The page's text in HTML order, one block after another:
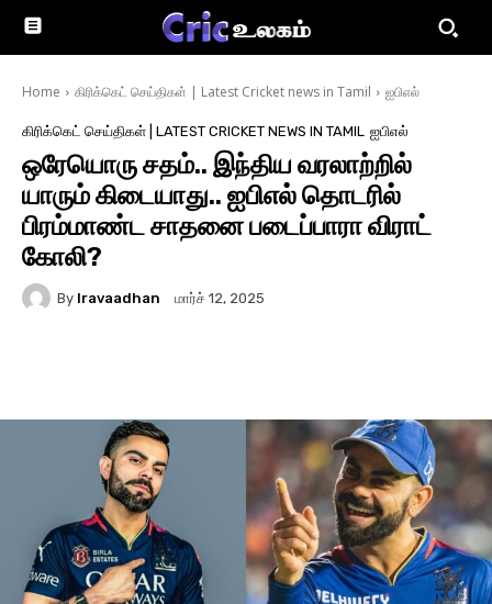
Home கிரிக்கெட் செய்திகள் | Latest Cricket news in Tamil ஐபிஎல்
கிரிக்கெட் செய்திகள் | LATEST CRICKET NEWS IN TAMIL ஐபிஎல்
ஒரேயொரு சதம்.. இந்திய வரலாற்றில்
யாரும் கிடையாது.. ஐபிஎல் தொடரில்
பிரம்மாண்ட சாதனை படைப்பாரா விராட்
கோலி?
By Iravaadhan மார்ச் 12, 2025